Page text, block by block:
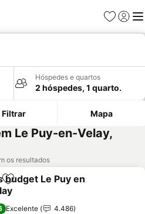
Favoritos
Iniciar
Hóspedes e quartos
2 hóspedes, 1 quarto.
Filtrar Mapa
Le Puy-en-Velay,
os resultados
Adicionar aos favoritos
budget Le Puy en
Excelente
4.486